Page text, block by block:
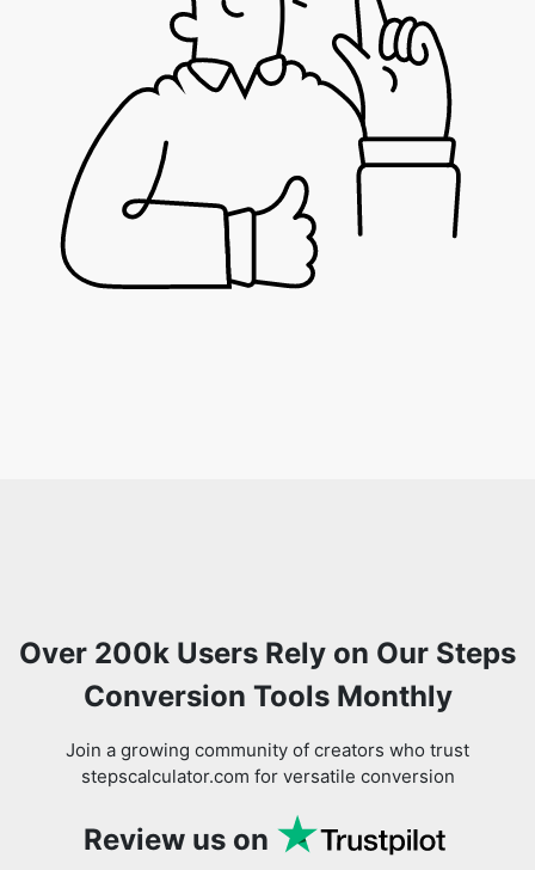
Over 200k Users Rely on Our Steps
Conversion Tools Monthly
Join a growing community of creators who trust
stepscalculator.com for versatile conversion
Review us on